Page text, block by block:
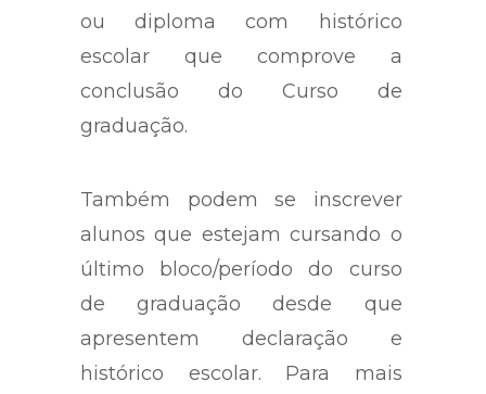
ou diploma com histórico
escolar que comprove a
conclusão do Curso de
graduação.
Também podem se inscrever
alunos que estejam cursando o
último bloco/período do curso
de graduação desde que
apresentem declaração e
histórico escolar. Para mais